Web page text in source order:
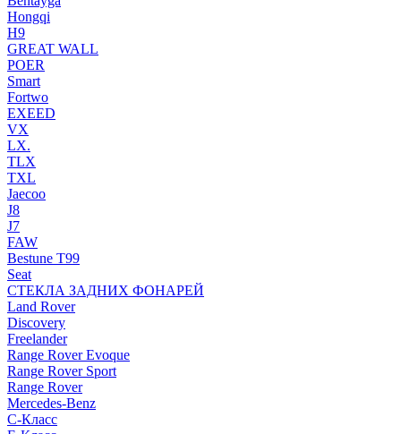
Hongqi
H9
GREAT WALL
POER
Smart
Fortwo
EXEED
VX
LX.
TLX
TXL
Jaecoo
J8
J7
FAW
Bestune T99
Seat
СТЕКЛА ЗАДНИХ ФОНАРЕЙ
Land Rover
Discovery
Freelander
Range Rover Evoque
Range Rover Sport
Range Rover
Mercedes-Benz
C-Класс